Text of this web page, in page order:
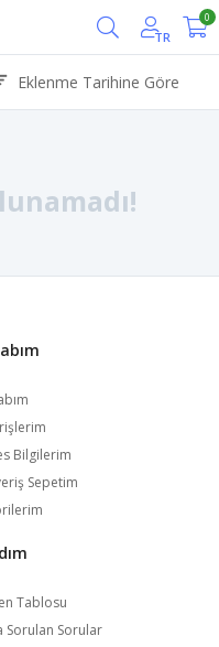
TR
0
Bilgilerim
Sepetim
Tablosu
Sorulan Sorular